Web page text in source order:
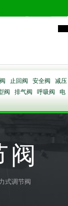
止回阀 安全阀
减压
阀 排气阀 呼吸阀
电
阀
式调节阀